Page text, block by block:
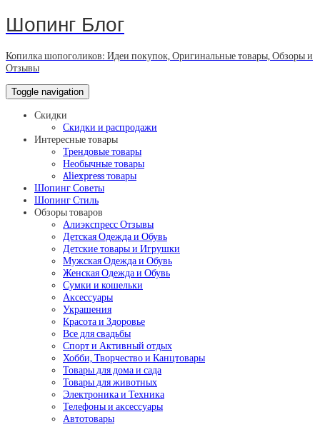
Шопинг Блог
Копилка шопоголиков: Идеи покупок, Оригинальные товары, Обзоры и
Отзывы
Toggle navigation
Скидки
Скидки и распродажи
Интересные товары
Трендовые товары
Необычные товары
Aliexpress товары
Шопинг Советы
Шопинг Стиль
Обзоры товаров
Алиэкспресс Отзывы
Детская Одежда и Обувь
Детские товары и Игрушки
Мужская Одежда и Обувь
Женская Одежда и Обувь
Сумки и кошельки
Аксессуары
Украшения
Красота и Здоровье
Все для свадьбы
Спорт и Активный отдых
Хобби, Творчество и Канцтовары
Товары для дома и сада
Товары для животных
Электроника и Техника
Телефоны и аксессуары
Автотовары